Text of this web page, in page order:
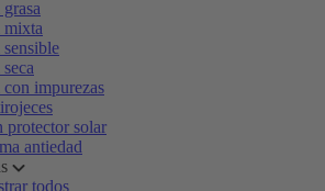
mixta
sensible
con impurezas
protector solar
antiedad
todos